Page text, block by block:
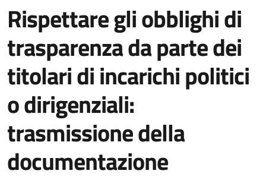
Rispettare gli obblighi di
trasparenza da parte dei
titolari di incarichi politici
o dirigenziali:
trasmissione della
documentazione